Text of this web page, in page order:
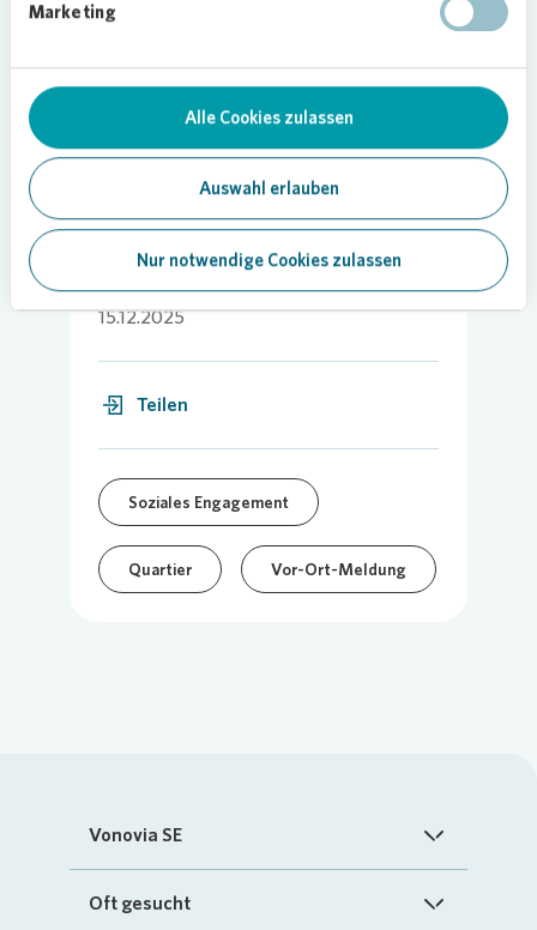
Marketing
Alle Cookies zulassen
Auswahl erlauben
Nur notwendige Cookies zulassen
„Solche Veranstaltungen stärken das
/ Hueske
15.12.2025
Teilen
Soziales Engagement
Quartier Vor-Ort-Meldung
Vonovia SE
Startseite
Oft gesucht